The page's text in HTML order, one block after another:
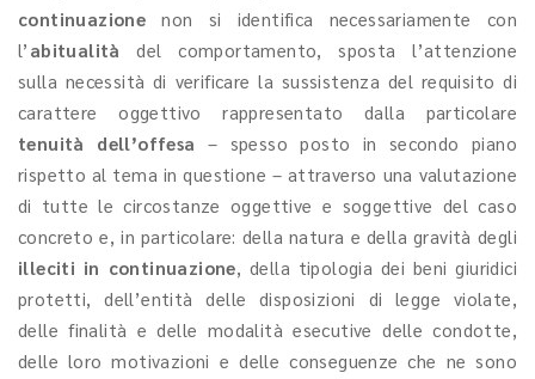
continuazione non si identifica necessariamente con
l’ abitualità del comportamento, sposta l’attenzione
sulla necessità di verificare la sussistenza del requisito di
carattere oggettivo rappresentato dalla particolare
tenuità dell’offesa – spesso posto in secondo piano
rispetto al tema in questione – attraverso una valutazione
di tutte le circostanze oggettive e soggettive del caso
concreto e, in particolare: della natura e della gravità degli
illeciti in continuazione, della tipologia dei beni giuridici
protetti, dell’entità delle disposizioni di legge violate,
delle finalità e delle modalità esecutive delle condotte,
delle loro motivazioni e delle conseguenze che ne sono